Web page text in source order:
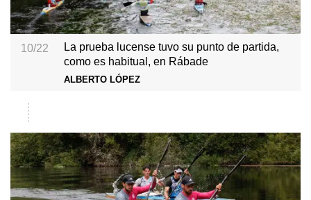
10/22
La prueba lucense tuvo su punto de partida,
como es habitual, en Rábade
ALBERTO LÓPEZ